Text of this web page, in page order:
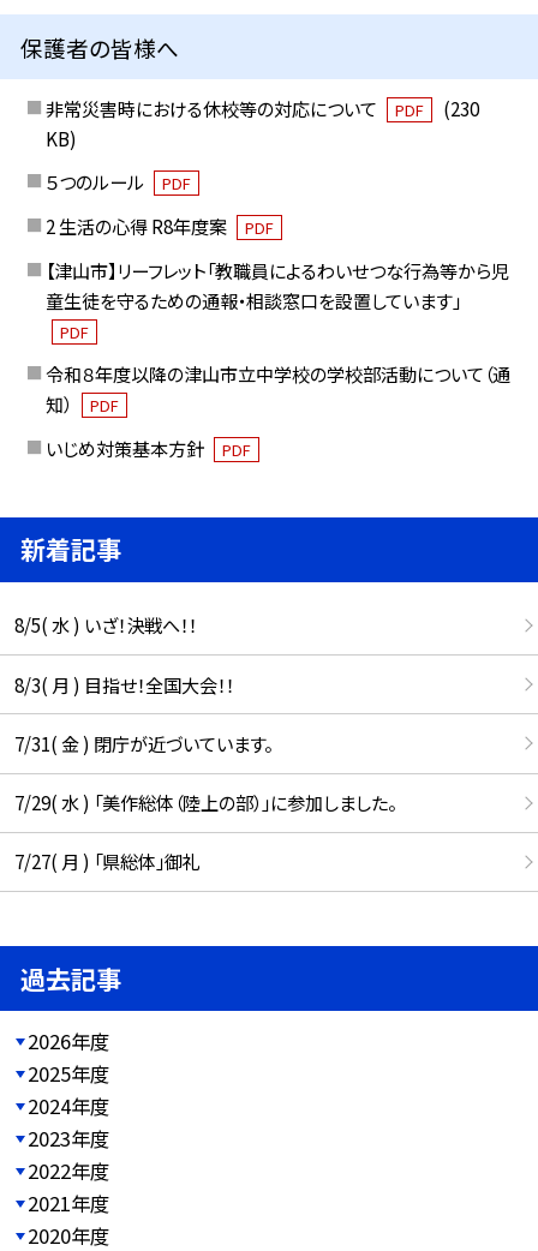
保護者の皆様へ
非常災害時における休校等の対応について PDF
(230
KB)
５つのルール
PDF
2 生活の心得 R8年度案 PDF
【津山市】リーフレット「教職員によるわいせつな行為等から児
童生徒を守るための通報・相談窓口を設置しています」
PDF
令和８年度以降の津山市立中学校の学校部活動について（通
知）
PDF
いじめ対策基本方針 PDF
新着記事
8/5( 水 ) いざ！決戦へ！！
8/3( 月 ) 目指せ！全国大会！！
7/31( 金 ) 閉庁が近づいています。
7/29( 水 ) 「美作総体（陸上の部）」に参加しました。
7/27( 月 ) 「県総体」御礼
過去記事
2026年度
2025年度
2024年度
2023年度
2022年度
2021年度
2020年度